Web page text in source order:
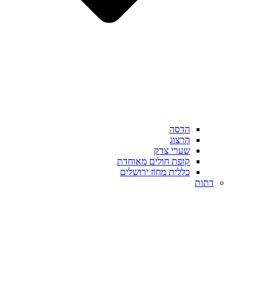
הדסה
הרצוג
שערי צדק
קופת חולים מאוחדת
כללית מחוז ירושלים
דתות